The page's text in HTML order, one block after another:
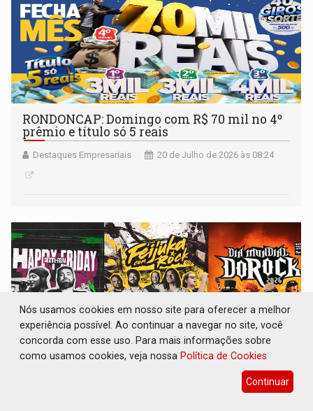
RONDONCAP: Domingo com R$ 70 mil no 4º
prêmio e título só 5 reais
Destaques Empresariais 20 de Julho de 2026 às 08:24
ROCK ROLL: Um fim de semana para celebrar
Nós usamos cookies em nosso site para oferecer a melhor
experiência possível. Ao continuar a navegar no site, você
concorda com esse uso. Para mais informações sobre
como usamos cookies, veja nossa Política de Cookies
Continuar